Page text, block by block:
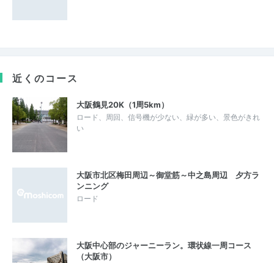
近くのコース
大阪鶴見20K（1周5km）
ロード、周回、信号機が少ない、緑が多い、景色がきれ
い
大阪市北区梅田周辺～御堂筋～中之島周辺 夕方ラ
ンニング
ロード
大阪中心部のジャーニーラン。環状線一周コース
（大阪市）